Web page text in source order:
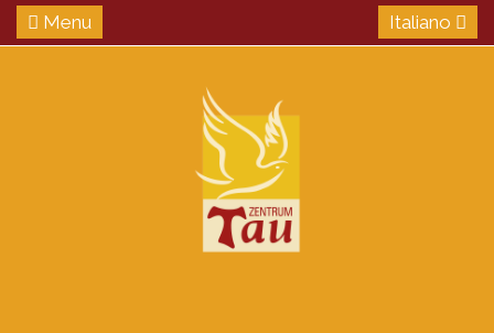
Menu Italiano